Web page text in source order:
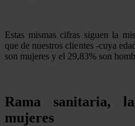
Estas mismas cifras siguen la
que de nuestros clientes -cuya
son mujeres y el 29,83% son
Rama sanitaria,
mujeres